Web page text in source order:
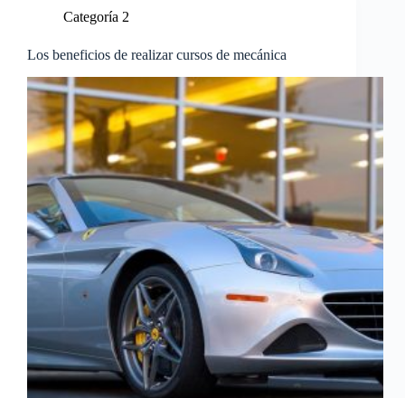
Categoría 2
Los beneficios de realizar cursos de mecánica